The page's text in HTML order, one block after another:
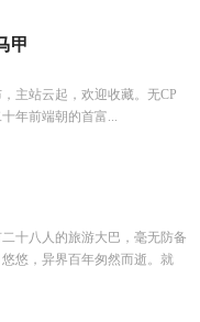
甲
主站云起，欢迎收藏。无CP
年前端朝的首富...
十八人的旅游大巴，毫无防备
悠，异界百年匆然而逝。就